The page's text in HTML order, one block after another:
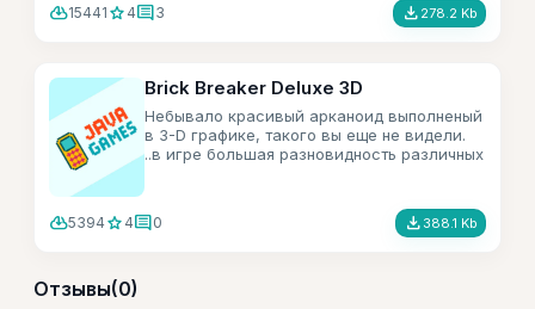
cloud_download15441 star 4comment3 file_download 278.2 Kb
Brick Breaker Deluxe 3D
Небывало красивый арканоид выполненый
в 3-D графике, такого вы еще не видели.
..в игре большая разновидность различных
cloud_download5394 star 4comment0 file_download 388.1 Kb
Отзывы(0)